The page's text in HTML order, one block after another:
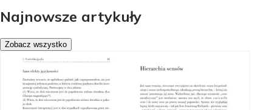
Najnowsze artykuły
Zobacz wszystko